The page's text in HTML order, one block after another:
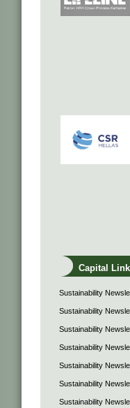
Capital
Sustainability
Sustainability
Sustainability
Sustainability
Sustainability
Sustainability
Sustainability